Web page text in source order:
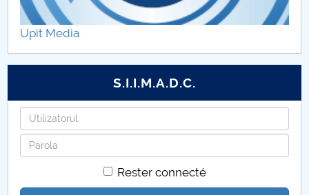
Etape şi activităţi – proiect component P1
Diseminare rezultate proiect component P1
Anunturi
Colaboratori UPIT
Upit Media
S.I.I.M.A.D.C.
Identifiant
Mot
de
Rester connecté